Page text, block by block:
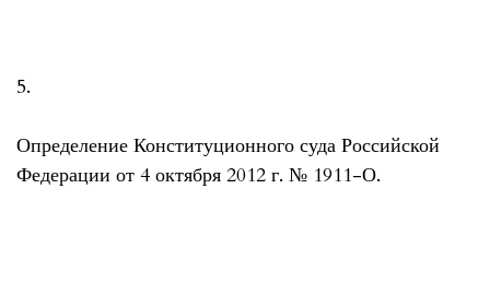
5.
Определение Конституционного суда Российской
Федерации от 4 октября 2012 г. № 1911-О.